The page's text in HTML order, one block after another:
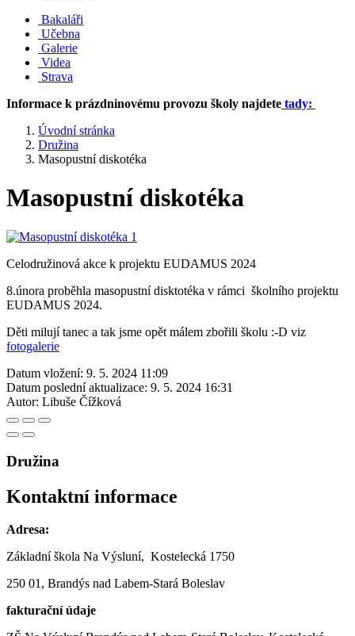
Bakaláři
Učebna
Galerie
Videa
Strava
Informace k prázdninovému provozu školy najdete tady:
Úvodní stránka
Družina
Masopustní diskotéka
Masopustní diskotéka
Celodružinová akce k projektu EUDAMUS 2024
8.února proběhla masopustní disktotéka v rámci školního projektu
EUDAMUS 2024.
Děti milují tanec a tak jsme opět málem zbořili školu :-D viz
fotogalerie
Datum vložení: 9. 5. 2024 11:09
Datum poslední aktualizace: 9. 5. 2024 16:31
Autor: Libuše Čížková
Družina
Kontaktní informace
Adresa:
Základní škola Na Výsluní, Kostelecká 1750
250 01, Brandýs nad Labem-Stará Boleslav
fakturační údaje